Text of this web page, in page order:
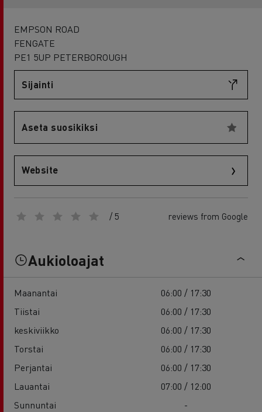
EMPSON ROAD
FENGATE
PE1 5UP PETERBOROUGH
Sijainti
Aseta suosikiksi
Website
/ 5 reviews from Google
Aukioloajat
Maanantai
06:00 / 17:30
Tiistai
06:00 / 17:30
keskiviikko
06:00 / 17:30
Torstai
06:00 / 17:30
Perjantai
06:00 / 17:30
Lauantai
07:00 / 12:00
Sunnuntai
-